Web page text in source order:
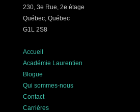
230, 3e Rue, 2e étage
Québec, Québec
G1L 2S8
Accueil
Académie Laurentien
Blogue
Qui sommes-nous
Contact
Carrières